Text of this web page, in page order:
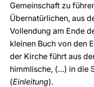
Gemeinschaft zu
Übernatürlichen, aus
Vollendung am Ende
kleinen Buch von den
der Kirche führt aus
himmlische, (…) in die
(Einleitung).